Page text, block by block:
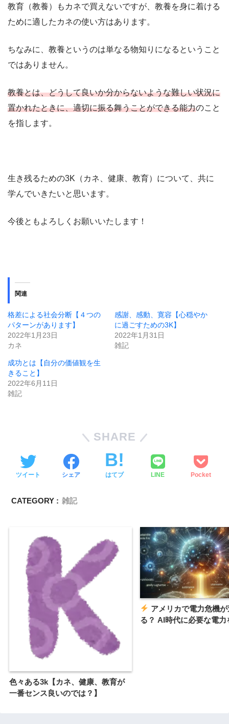
教育（教養）もカネで買えないですが、教養を身に着ける
ために適したカネの使い方はあります。
ちなみに、教養というのは単なる物知りになるということ
ではありません。
教養とは、どうして良いか分からないような難しい状況に
置かれたときに、適切に振る舞うことができる能力のこと
を指します。
生き残るための3K（カネ、健康、教育）について、共に
学んでいきたいと思います。
今後ともよろしくお願いいたします！
関連
格差による社会分断【４つの
パターンがあります】
2022年1月23日
カネ
感謝、感動、寛容【心穏やか
に過ごすための3K】
2022年1月31日
雑記
成功とは【自分の価値観を生
きること】
2022年6月11日
雑記
SHARE
ツイート シェア はてブ LINE Pocket
CATEGORY : 雑記
色々ある3k【カネ、健康、教育が
一番センス良いのでは？】
アメリカで電力危機
る？ AI時代に必要な電力